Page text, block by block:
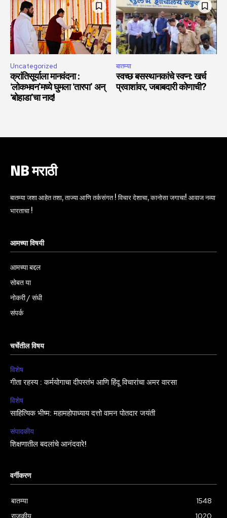
Uncategorized
क्रांतिसूर्याला मानवंदना :
‘लोकभवन’मध्ये घुमला ‘तारपा’ अन्
‘बोहाडा’चा नाद!
बातम्या
स्वच्छ बसस्थानकांचे स्वप्न: खर्च
प्रवाशांवर, जबाबदारी कोणाची?
NB मराठी
बातम्या जशा आहेत तशा, ताज्या आणि तर्कसंगत ! विचार देशाचा, कानोसा जगाचा! आवाज नव्या
भारताचा !
आमच्या विषयी
आमच्या बद्दल
सोबत या
नोकरी / संधी
संपर्क
चर्चेतील विषय
विशेष
गीता रहस्य : कर्मयोगाचा दीपस्तंभ आणि हिंदू विचारांचा अमर वारसा
विशेष
साहित्यिक भीष्म: महामहोपाध्याय दत्तो वामन पोतदार जयंती
संपादकीय
शिक्षणातील बदलांचे आनंदवारे!
वर्गीकरण
बातम्या
1548
राजकीय
1020